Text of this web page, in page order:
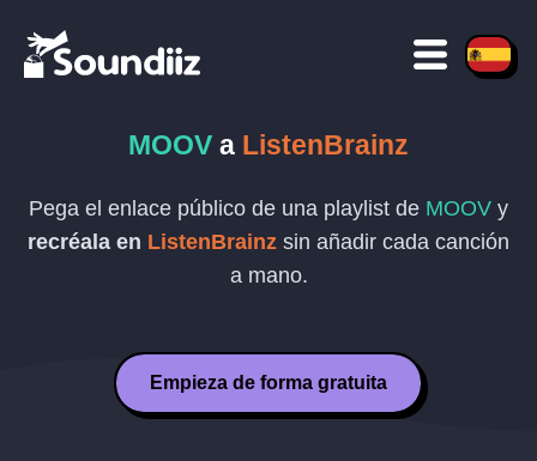
MOOV a ListenBrainz
Pega el enlace público de una playlist de MOOV y
recréala en ListenBrainz sin añadir cada canción
a mano.
Empieza de forma gratuita